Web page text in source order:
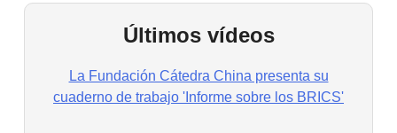
Últimos vídeos
La Fundación Cátedra China presenta su
cuaderno de trabajo 'Informe sobre los BRICS'